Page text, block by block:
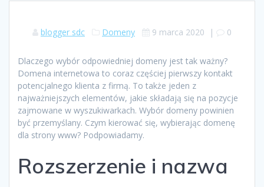
blogger sdc Domeny 9 marca 2020 | 0
Dlaczego wybór odpowiedniej domeny jest tak ważny?
Domena internetowa to coraz częściej pierwszy kontakt
potencjalnego klienta z firmą. To także jeden z
najważniejszych elementów, jakie składają się na pozycje
zajmowane w wyszukiwarkach. Wybór domeny powinien
być przemyślany. Czym kierować się, wybierając domenę
dla strony www? Podpowiadamy.
Rozszerzenie i nazwa